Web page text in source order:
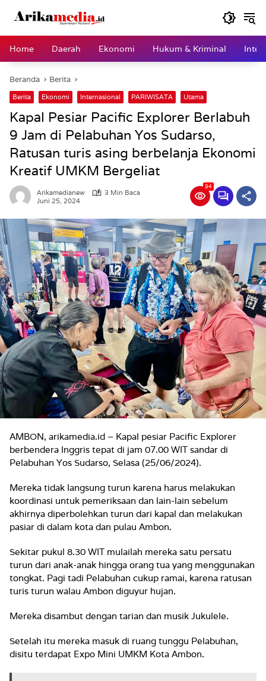
Home
Daerah Ekonomi Hukum & Kriminal
Beranda Berita
Berita Ekonomi Internasional PARIWISATA Utama
Kapal Pesiar Pacific Explorer Berlabuh
9 Jam di Pelabuhan Yos Sudarso,
Ratusan turis asing berbelanja Ekonomi
Kreatif UMKM Bergeliat
Arikamedianew
3 Min Baca
Juni 25, 2024
94
AMBON, arikamedia.id – Kapal pesiar Pacific Explorer
berbendera Inggris tepat di jam 07.00 WIT sandar di
Pelabuhan Yos Sudarso, Selasa (25/06/2024).
Mereka tidak langsung turun karena harus melakukan
koordinasi untuk pemeriksaan dan lain-lain sebelum
akhirnya diperbolehkan turun dari kapal dan melakukan
pasiar di dalam kota dan pulau Ambon.
Sekitar pukul 8.30 WIT mulailah mereka satu persatu
turun dari anak-anak hingga orang tua yang menggunakan
tongkat. Pagi tadi Pelabuhan cukup ramai, karena ratusan
turis turun walau Ambon diguyur hujan.
Mereka disambut dengan tarian dan musik Jukulele.
Setelah itu mereka masuk di ruang tunggu Pelabuhan,
disitu terdapat Expo Mini UMKM Kota Ambon.